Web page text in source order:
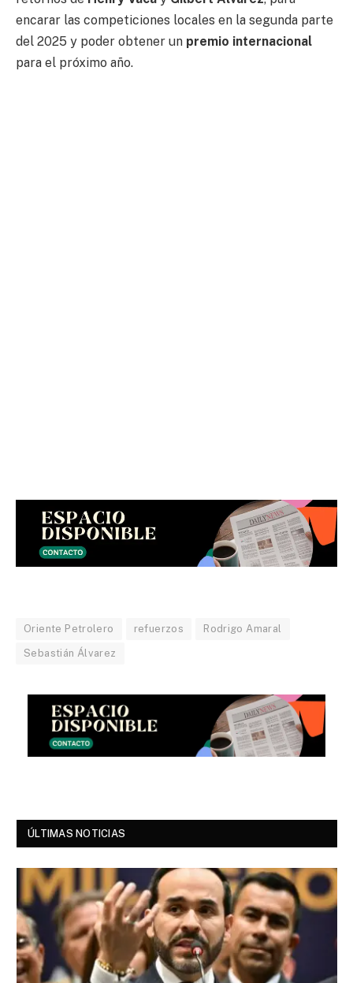
encarar las competiciones locales en la segunda parte
del 2025 y poder obtener un premio internacional
para el próximo año.
Oriente Petrolero refuerzos Rodrigo Amaral
Sebastián Álvarez
ÚLTIMAS NOTICIAS